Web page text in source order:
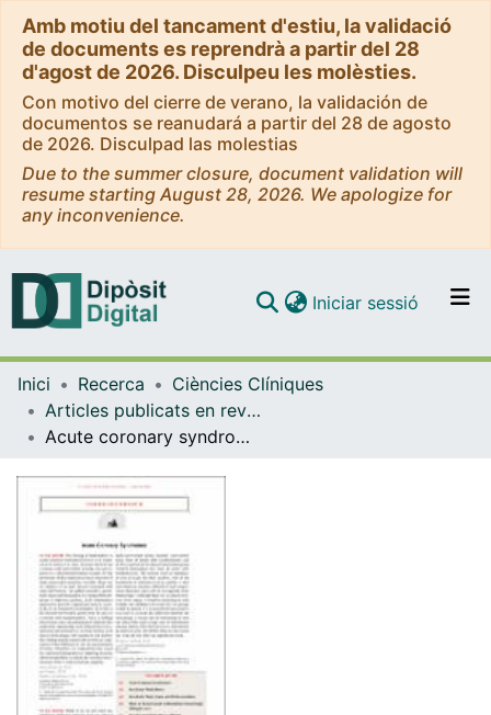
Amb motiu del tancament d'estiu, la validació
de documents es reprendrà a partir del 28
d'agost de 2026. Disculpeu les molèsties.
Con motivo del cierre de verano, la validación de
documentos se reanudará a partir del 28 de agosto
de 2026. Disculpad las molestias
Due to the summer closure, document validation will
resume starting August 28, 2026. We apologize for
any inconvenience.
Navega per tot el DD
Iniciar sessió (current)
Inici Recerca
Ciències Clíniques
Articles publicats en revistes (Ciències Clíniques)
Acute coronary syndromes